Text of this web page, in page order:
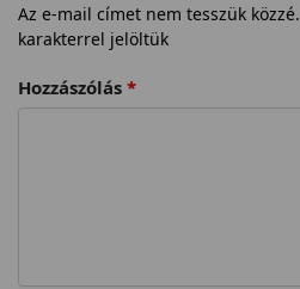
Az e-mail címet nem tesszük közzé.
karakterrel jelöltük
Hozzászólás *